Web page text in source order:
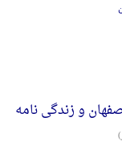
و زندگی نامه